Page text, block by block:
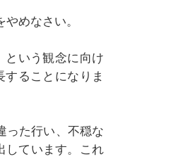
めなさい。
という観念に向け
ることになりま
った行い、不穏な
しています。これ